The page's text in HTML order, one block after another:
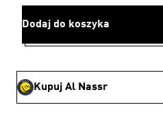
Dodaj do koszyka
Kupuj Al Nassr